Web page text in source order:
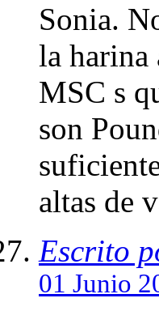
Sonia.
la harina
MSC s
son
altas de
Escrito
01 Junio